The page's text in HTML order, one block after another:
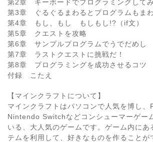
第2章 キーボードでプログラミングして
第3章 ぐるぐるまわるとプログラムもま
第4章 もし、もし もしもし!?（if文）
第5章 クエストを攻略
第6章 サンプルプログラムでうでだめし
第7章 ラストクエストに挑戦だ！
第8章 プログラミングを成功させるコツ
付録 こたえ
【マインクラフトについて】
マインクラフトはパソコンで人気を博し
Nintendo Switchなどコンシューマーゲー
いる、大人気のゲームです。ゲーム内にあ
テムを利用して、好きなものを作ることが